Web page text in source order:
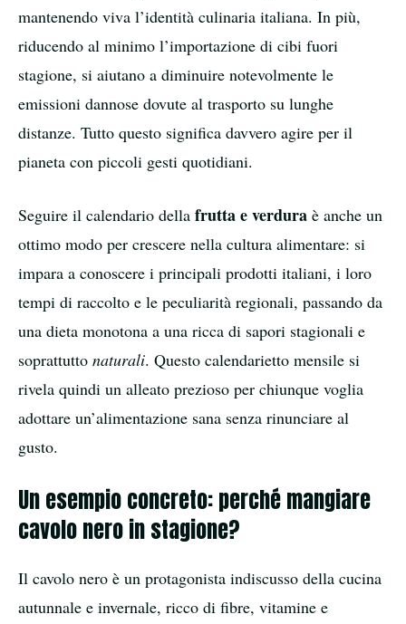
mantenendo viva l’identità culinaria italiana. In più,
riducendo al minimo l’importazione di cibi fuori
stagione, si aiutano a diminuire notevolmente le
emissioni dannose dovute al trasporto su lunghe
distanze. Tutto questo significa davvero agire per il
pianeta con piccoli gesti quotidiani.
Seguire il calendario della frutta e verdura è anche un
ottimo modo per crescere nella cultura alimentare: si
impara a conoscere i principali prodotti italiani, i loro
tempi di raccolto e le peculiarità regionali, passando da
una dieta monotona a una ricca di sapori stagionali e
soprattutto naturali. Questo calendarietto mensile si
rivela quindi un alleato prezioso per chiunque voglia
adottare un’alimentazione sana senza rinunciare al
gusto.
Un esempio concreto: perché mangiare
cavolo nero in stagione?
Il cavolo nero è un protagonista indiscusso della cucina
autunnale e invernale, ricco di fibre, vitamine e